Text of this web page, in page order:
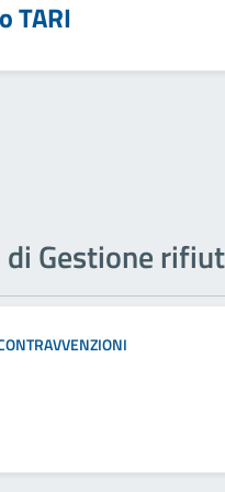
TARI
Gestione